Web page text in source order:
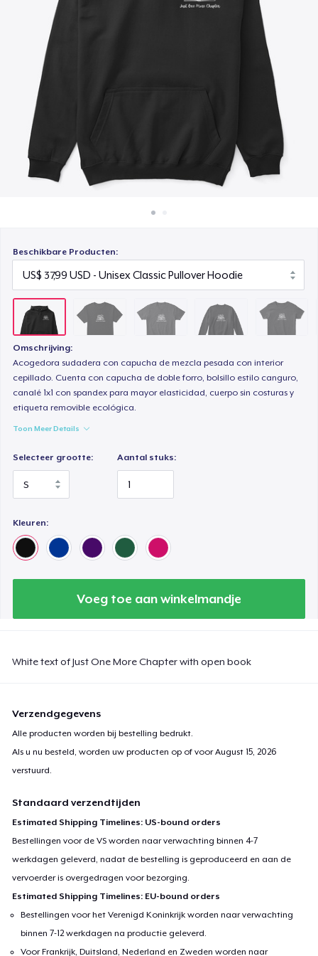
Beschikbare Producten:
Omschrijving:
Acogedora sudadera con capucha de mezcla pesada con interior
cepillado. Cuenta con capucha de doble forro, bolsillo estilo canguro,
canalé 1x1 con spandex para mayor elasticidad, cuerpo sin costuras y
etiqueta removible ecológica.
Toon Meer Details
Selecteer grootte: Aantal stuks:
Kleuren:
Voeg toe aan winkelmandje
White text of Just One More Chapter with open book
Verzendgegevens
Alle producten worden bij bestelling bedrukt.
Als u nu besteld, worden uw producten op of voorAugust 15, 2026
verstuurd.
Standaard verzendtijden
Estimated Shipping Timelines: US-bound orders
Bestellingen voor de VS worden naar verwachting binnen 4-7
werkdagen geleverd, nadat de bestelling is geproduceerd en aan de
vervoerder is overgedragen voor bezorging.
Estimated Shipping Timelines: EU-bound orders
Bestellingen voor het Verenigd Koninkrijk worden naar verwachting
binnen 7-12 werkdagen na productie geleverd.
Voor Frankrijk, Duitsland, Nederland en Zweden worden naar
US$ 24,99
Women's Comfort Tee